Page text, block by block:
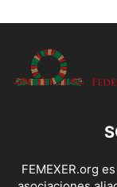
FEMEXER.org